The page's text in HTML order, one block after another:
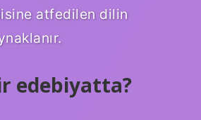
atfedilen dilin
edebiyatta?